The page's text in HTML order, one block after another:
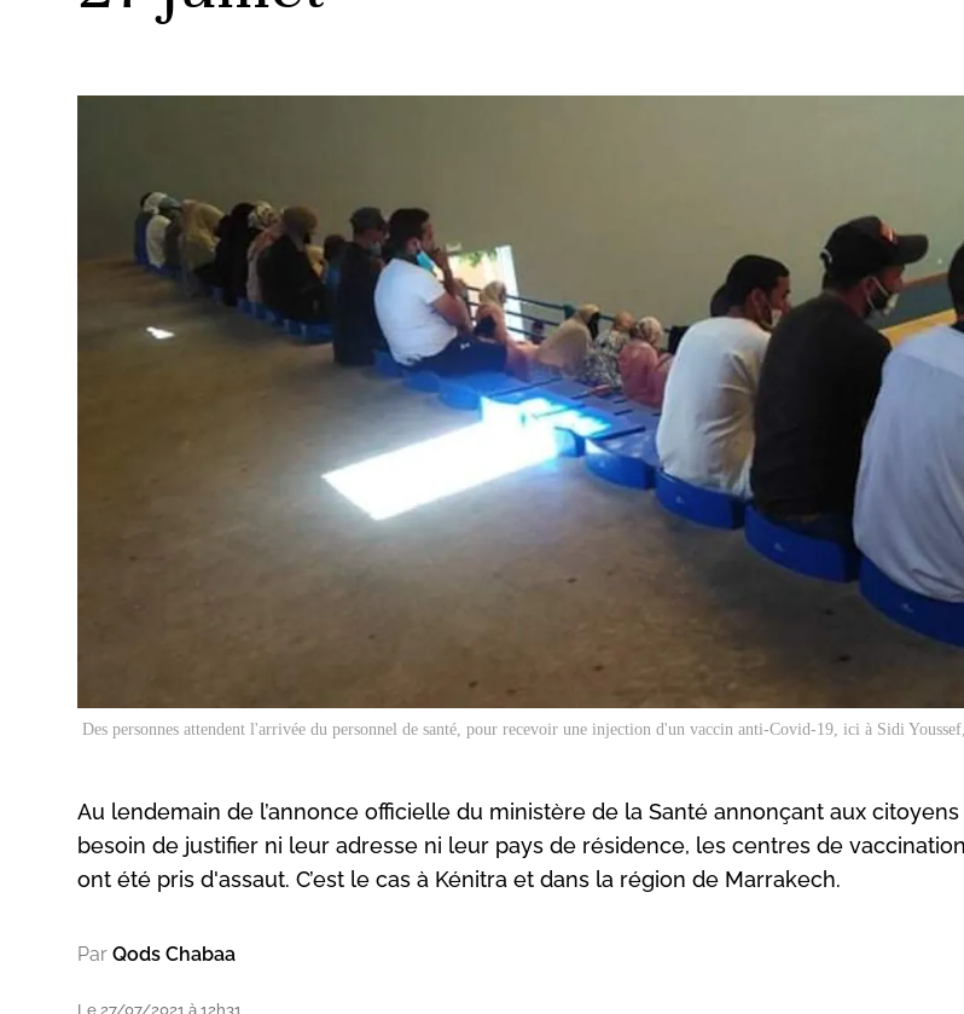
Des personnes attendent l'arrivée du personnel de santé, pour recevoir une injection d'un vaccin anti-Covid-19, ici à Sidi
Au lendemain de l’annonce officielle du ministère de la Santé annonçant aux citoyens
besoin de justifier ni leur adresse ni leur pays de résidence, les centres de
ont été pris d'assaut. C’est le cas à Kénitra et dans la région de Marrakech.
Par Qods Chabaa
Le 27/07/2021 à 12h31